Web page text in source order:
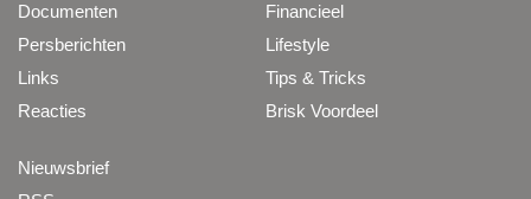
Documenten
Persberichten
Links
Reacties
Financieel
Lifestyle
Tips & Tricks
Brisk Voordeel
Nieuwsbrief